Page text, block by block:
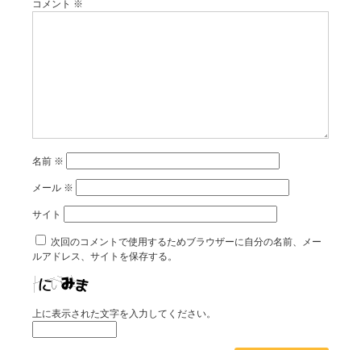
コメント ※
名前 ※
メール ※
サイト
次回のコメントで使用するためブラウザーに自分の名前、メー
ルアドレス、サイトを保存する。
上に表示された文字を入力してください。